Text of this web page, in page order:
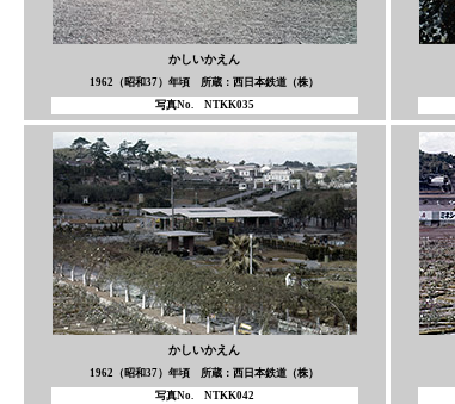
かしいかえん
1962（昭和37）年頃 所蔵：西日本鉄道（株）
写真No. NTKK035
かしいかえん
1962（昭和37）年頃 所蔵：西日本鉄道（株）
写真No. NTKK042